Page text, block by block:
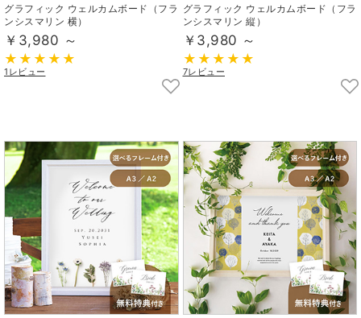
グラフィック ウェルカムボード（フラ
ンシスマリン 横）
￥3,980 ～
1レビュー
グラフィック ウェルカムボード（フラ
ンシスマリン 縦）
￥3,980 ～
7レビュー